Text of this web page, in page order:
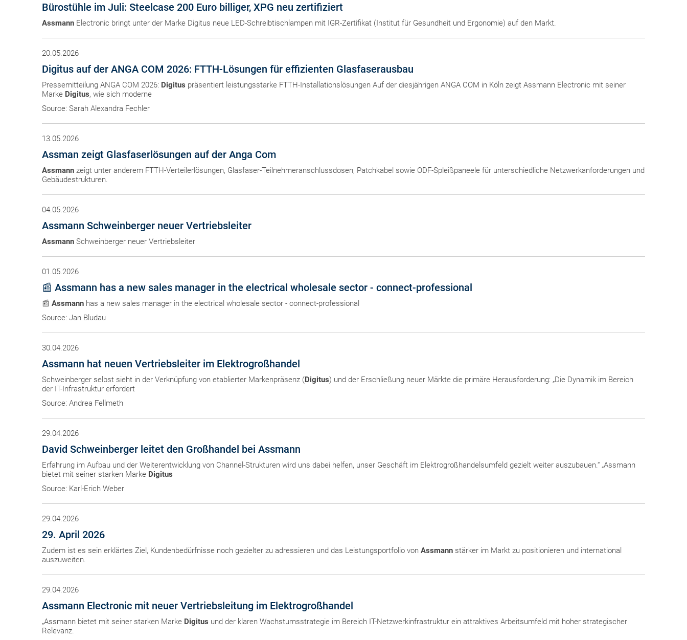
Bürostühle im Juli: Steelcase 200 Euro billiger, XPG neu zertifiziert
Assmann Electronic bringt unter der Marke Digitus neue LED-Schreibtischlampen mit IGR-Zertifikat (Institut für Gesundheit und Ergonomie) auf den Markt.
20.05.2026
Digitus auf der ANGA COM 2026: FTTH-Lösungen für effizienten Glasfaserausbau
Pressemitteilung ANGA COM 2026: Digitus präsentiert leistungsstarke FTTH-Installationslösungen Auf der diesjährigen ANGA COM in Köln zeigt Assmann Electronic mit seiner
Marke Digitus, wie sich moderne
Source: Sarah Alexandra Fechler
13.05.2026
Assman zeigt Glasfaserlösungen auf der Anga Com
Assmann zeigt unter anderem FTTH-Verteilerlösungen, Glasfaser-Teilnehmeranschlussdosen, Patchkabel sowie ODF-Spleißpaneele für unterschiedliche Netzwerkanforderungen und
Gebäudestrukturen.
04.05.2026
Assmann Schweinberger neuer Vertriebsleiter
Assmann Schweinberger neuer Vertriebsleiter
01.05.2026
📰 Assmann has a new sales manager in the electrical wholesale sector - connect-professional
📰 Assmann has a new sales manager in the electrical wholesale sector - connect-professional
Source: Jan Bludau
30.04.2026
Assmann hat neuen Vertriebsleiter im Elektrogroßhandel
Schweinberger selbst sieht in der Verknüpfung von etablierter Markenpräsenz (Digitus) und der Erschließung neuer Märkte die primäre Herausforderung: „Die Dynamik im Bereich
der IT-Infrastruktur erfordert
Source: Andrea Fellmeth
29.04.2026
David Schweinberger leitet den Großhandel bei Assmann
Erfahrung im Aufbau und der Weiterentwicklung von Channel-Strukturen wird uns dabei helfen, unser Geschäft im Elektrogroßhandelsumfeld gezielt weiter auszubauen.“ „Assmann
bietet mit seiner starken Marke Digitus
Source: Karl-Erich Weber
29.04.2026
29. April 2026
Zudem ist es sein erklärtes Ziel, Kundenbedürfnisse noch gezielter zu adressieren und das Leistungsportfolio von Assmann stärker im Markt zu positionieren und international
auszuweiten.
29.04.2026
Assmann Electronic mit neuer Vertriebsleitung im Elektrogroßhandel
„Assmann bietet mit seiner starken Marke Digitus und der klaren Wachstumsstrategie im Bereich IT-Netzwerkinfrastruktur ein attraktives Arbeitsumfeld mit hoher strategischer
Relevanz.